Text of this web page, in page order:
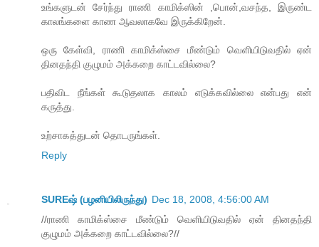
உங்களுடன் சேர்ந்து ராணி காமிக்ஸின் ,பொன்,வசந்த, இருண்ட
காலங்களை காண ஆவலாகவே இருக்கிறேன்.
ஒரு கேள்வி, ராணி காமிக்ஸ்சை மீண்டும் வெளியிடுவதில் ஏன்
தினதந்தி குழுமம் அக்கறை காட்டவில்லை?
பதிவிட நீங்கள் கூடுதலாக காலம் எடுக்கவில்லை என்பது என்
கருத்து.
உற்சாகத்துடன் தொடருங்கள்.
Reply
SUREஷ் (பழனியிலிருந்து) Dec 18, 2008, 4:56:00 AM
//ராணி காமிக்ஸ்சை மீண்டும் வெளியிடுவதில் ஏன் தினதந்தி
குழுமம் அக்கறை காட்டவில்லை?//